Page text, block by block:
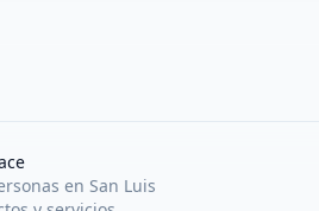
en San Luis